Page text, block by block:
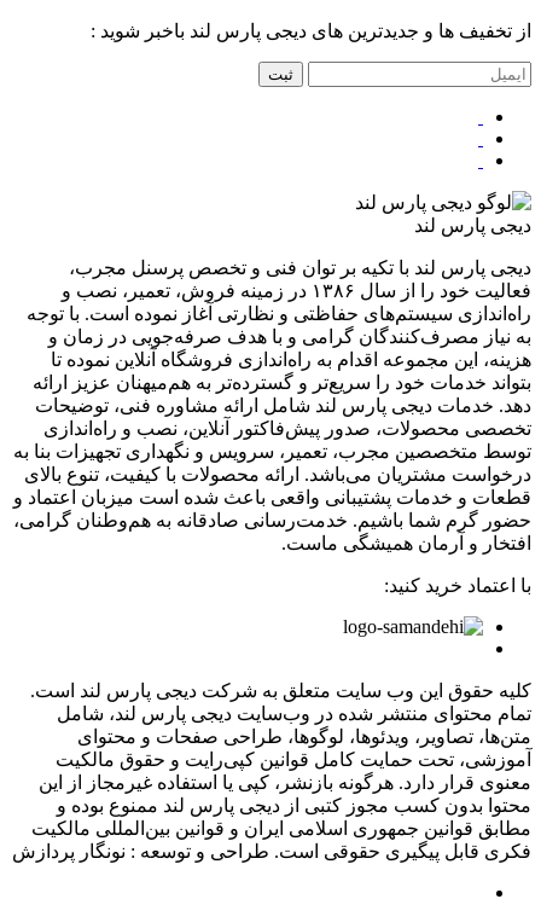
از تخفیف ها و جدیدترین های دیجی پارس لند باخبر شوید :
ثبت
دیجی پارس لند
دیجی پارس لند با تکیه بر توان فنی و تخصص پرسنل مجرب،
فعالیت خود را از سال ۱۳۸۶ در زمینه فروش، تعمیر، نصب و
راه‌اندازی سیستم‌های حفاظتی و نظارتی آغاز نموده است. با توجه
به نیاز مصرف‌کنندگان گرامی و با هدف صرفه‌جویی در زمان و
هزینه، این مجموعه اقدام به راه‌اندازی فروشگاه آنلاین نموده تا
بتواند خدمات خود را سریع‌تر و گسترده‌تر به هم‌میهنان عزیز ارائه
دهد. خدمات دیجی پارس لند شامل ارائه مشاوره فنی، توضیحات
تخصصی محصولات، صدور پیش‌فاکتور آنلاین، نصب و راه‌اندازی
توسط متخصصین مجرب، تعمیر، سرویس و نگهداری تجهیزات بنا به
درخواست مشتریان می‌باشد. ارائه محصولات با کیفیت، تنوع بالای
قطعات و خدمات پشتیبانی واقعی باعث شده است میزبان اعتماد و
حضور گرم شما باشیم. خدمت‌رسانی صادقانه به هم‌وطنان گرامی،
افتخار و آرمان همیشگی ماست.
با اعتماد خرید کنید:
کلیه حقوق این وب سایت متعلق به شرکت دیجی پارس لند است.
تمام محتوای منتشر شده در وب‌سایت دیجی پارس لند، شامل
متن‌ها، تصاویر، ویدئوها، لوگوها، طراحی صفحات و محتوای
آموزشی، تحت حمایت کامل قوانین کپی‌رایت و حقوق مالکیت
معنوی قرار دارد. هرگونه بازنشر، کپی یا استفاده غیرمجاز از این
محتوا بدون کسب مجوز کتبی از دیجی پارس لند ممنوع بوده و
مطابق قوانین جمهوری اسلامی ایران و قوانین بین‌المللی مالکیت
فکری قابل پیگیری حقوقی است. طراحی و توسعه : نونگار پردازش